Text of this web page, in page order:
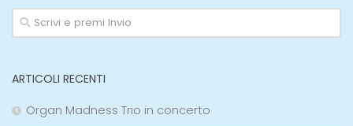
ARTICOLI RECENTI
Organ Madness Trio in concerto